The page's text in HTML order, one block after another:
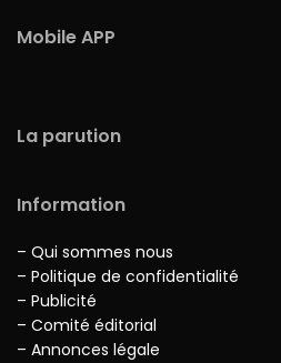
Mobile APP
La parution
Information
– Qui sommes nous
– Politique de confidentialité
– Publicité
– Comité éditorial
– Annonces légale